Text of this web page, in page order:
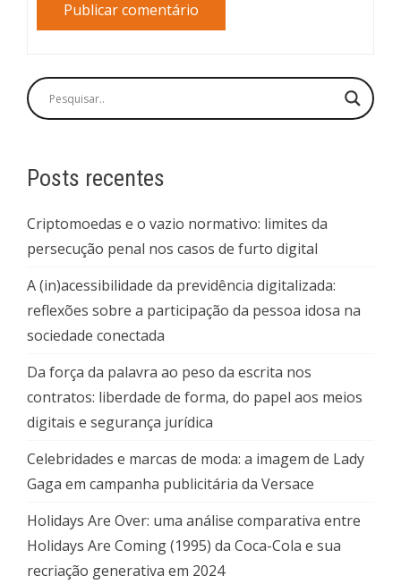
Posts recentes
Criptomoedas e o vazio normativo: limites da
persecução penal nos casos de furto digital
A (in)acessibilidade da previdência digitalizada:
reflexões sobre a participação da pessoa idosa na
sociedade conectada
Da força da palavra ao peso da escrita nos
contratos: liberdade de forma, do papel aos meios
digitais e segurança jurídica
Celebridades e marcas de moda: a imagem de Lady
Gaga em campanha publicitária da Versace
Holidays Are Over: uma análise comparativa entre
Holidays Are Coming (1995) da Coca-Cola e sua
recriação generativa em 2024